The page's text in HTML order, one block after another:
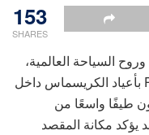
153
SHARES
السياحة العالمية،
تحتفل Pickalbatros Hotels & Resorts بأعياد الكريسماس داخل
طيفًا واسعًا من
يؤكد مكانة المقصد